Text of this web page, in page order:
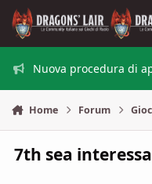
Vai al contenuto
Nuova procedura di
Home Forum
7th sea